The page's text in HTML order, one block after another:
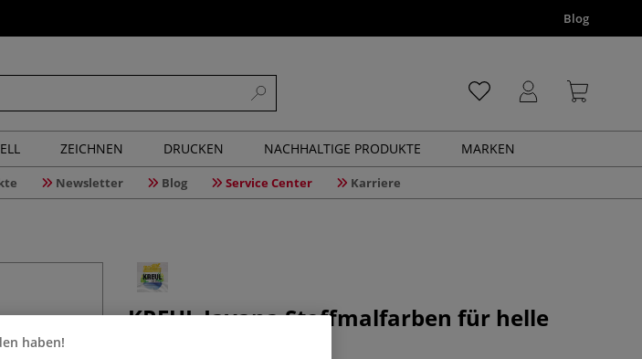
Blog
ZEICHNEN DRUCKEN NACHHALTIGE PRODUKTE MARKEN
Newsletter Blog Service Center Karriere
KREUL Javana Stoffmalfarben für helle
haben!